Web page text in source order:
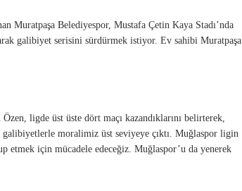
Muratpaşa Belediyespor, Mustafa Çetin Kaya Stadı’nda
galibiyet serisini sürdürmek istiyor. Ev sahibi Muratpaşa
ligde üst üste dört maçı kazandıklarını belirterek,
galibiyetlerle moralimiz üst seviyeye çıktı. Muğlaspor ligin
etmek için mücadele edeceğiz. Muğlaspor’u da yenerek